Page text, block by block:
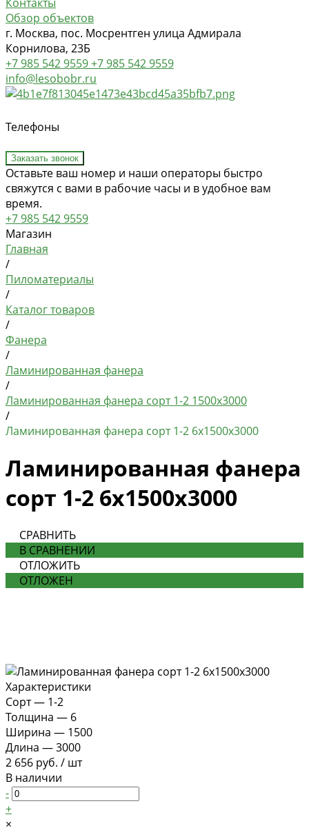
Обзор объектов
г. Москва, пос. Мосрентген улица Адмирала
Корнилова, 23Б
+7 985 542 9559+7 985 542 9559
info@lesobobr.ru
Телефоны
Заказать звонок
Оставьте ваш номер и наши операторы быстро
свяжутся с вами в рабочие часы и в удобное вам
время.
+7 985 542 9559
Магазин
Главная
/
Пиломатериалы
/
Каталог товаров
/
Фанера
/
Ламинированная фанера
/
Ламинированная фанера сорт 1-2 1500х3000
/
Ламинированная фанера сорт 1-2 6х1500х3000
Ламинированная фанера
сорт 1-2 6х1500х3000
СРАВНИТЬ
В СРАВНЕНИИ
ОТЛОЖИТЬ
ОТЛОЖЕН
Характеристики
Сорт— 1-2
Толщина — 6
Ширина — 1500
Длина —3000
2 656 руб. / шт
В наличии
-
+
×